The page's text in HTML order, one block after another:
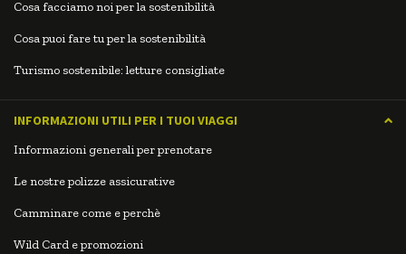
Cosa facciamo noi per la sostenibilità
Cosa puoi fare tu per la sostenibilità
Turismo sostenibile: letture consigliate
INFORMAZIONI UTILI PER I TUOI VIAGGI
Informazioni generali per prenotare
Le nostre polizze assicurative
Camminare come e perchè
Wild Card e promozioni